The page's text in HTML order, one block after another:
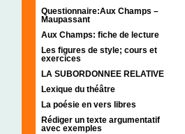
Questionnaire:Aux Champs –
Maupassant
Aux Champs: fiche de lecture
Les figures de style; cours et
exercices
LA SUBORDONNEE RELATIVE
Lexique du théâtre
La poésie en vers libres
Rédiger un texte argumentatif
avec exemples